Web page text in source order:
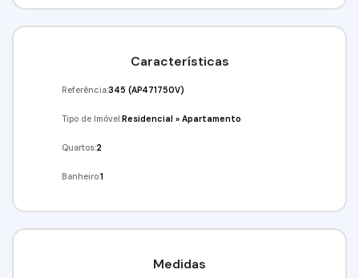
Características
Referência:345 (AP471750V)
Tipo de Imóvel:Residencial »Apartamento
Quartos:2
Banheiro:1
Medidas